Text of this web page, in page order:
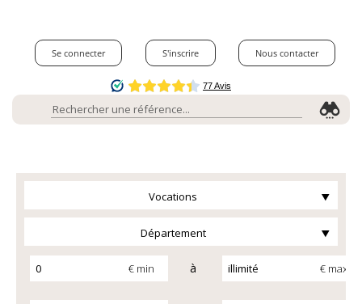
Se connecter S'inscrire Nous contacter
Vocations
Département
€ min à € max